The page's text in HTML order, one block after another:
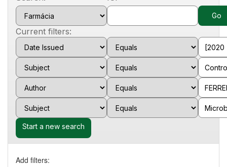
Current filters:
Start a new search
Add filters: